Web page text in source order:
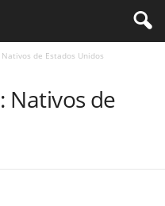
de Estados Unidos
Nativos de